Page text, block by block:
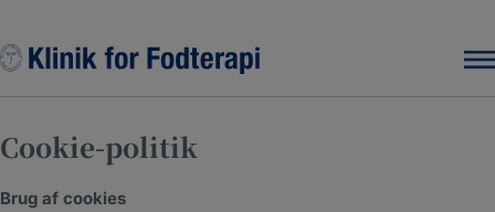
indholdet
Cookie-politik
Brug af cookies